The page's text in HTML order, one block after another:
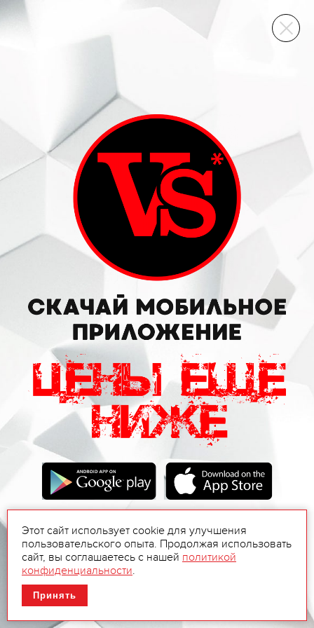
ВИННЫЙ СКЛАД
Этот сайт использует cookie для улучшения
пользовательского опыта. Продолжая использовать
сайт, вы соглашаетесь с нашей политикой
конфиденциальности.
Принять